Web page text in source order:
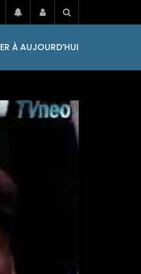
À AUJOURD’HUI